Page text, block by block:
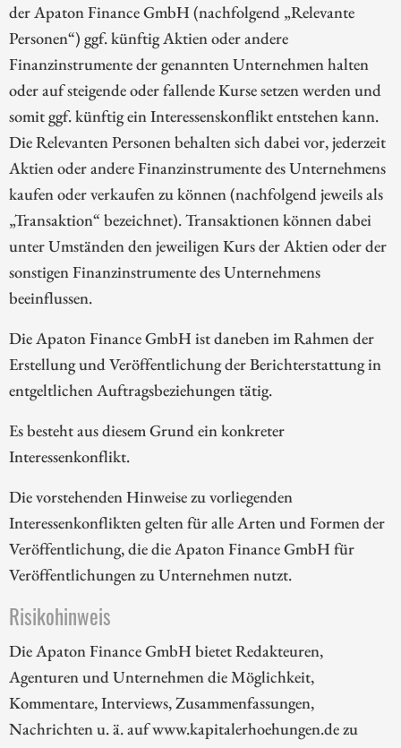
der Apaton Finance GmbH (nachfolgend „Relevante
Personen“) ggf. künftig Aktien oder andere
Finanzinstrumente der genannten Unternehmen halten
oder auf steigende oder fallende Kurse setzen werden und
somit ggf. künftig ein Interessenskonflikt entstehen kann.
Die Relevanten Personen behalten sich dabei vor, jederzeit
Aktien oder andere Finanzinstrumente des Unternehmens
kaufen oder verkaufen zu können (nachfolgend jeweils als
„Transaktion“ bezeichnet). Transaktionen können dabei
unter Umständen den jeweiligen Kurs der Aktien oder der
sonstigen Finanzinstrumente des Unternehmens
beeinflussen.
Die Apaton Finance GmbH ist daneben im Rahmen der
Erstellung und Veröffentlichung der Berichterstattung in
entgeltlichen Auftragsbeziehungen tätig.
Es besteht aus diesem Grund ein konkreter
Interessenkonflikt.
Die vorstehenden Hinweise zu vorliegenden
Interessenkonflikten gelten für alle Arten und Formen der
Veröffentlichung, die die Apaton Finance GmbH für
Veröffentlichungen zu Unternehmen nutzt.
Risikohinweis
Die Apaton Finance GmbH bietet Redakteuren,
Agenturen und Unternehmen die Möglichkeit,
Kommentare, Interviews, Zusammenfassungen,
Nachrichten u. ä. auf www.kapitalerhoehungen.de zu